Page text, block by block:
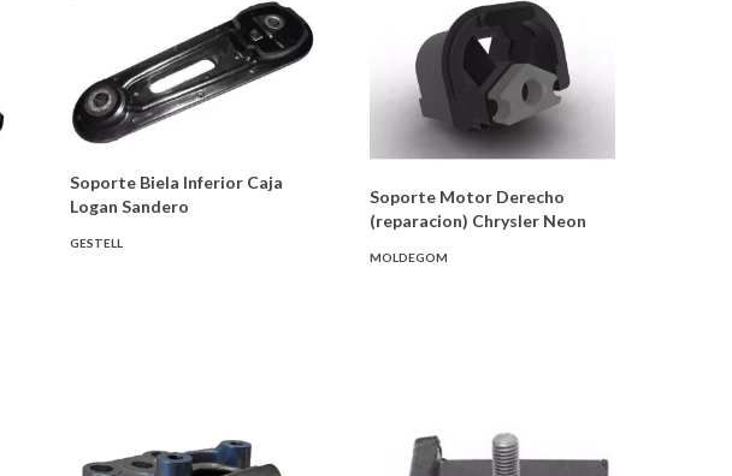
Soporte Biela Inferior Caja
Logan Sandero
GESTELL
Soporte Motor Derecho
(reparacion) Chrysler Neon
MOLDEGOM